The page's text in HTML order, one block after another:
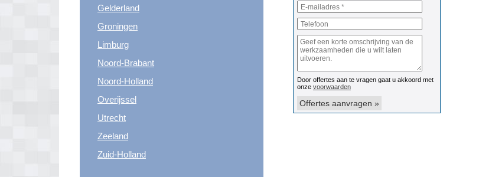
Gelderland
Groningen
Limburg
Noord-Brabant
Noord-Holland
Overijssel
Utrecht
Zeeland
Zuid-Holland